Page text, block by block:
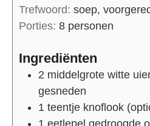
Trefwoord: soep,
Porties: 8 personen
Ingrediënten
2 middelgrote witte
gesneden
1 teentje knoflook
1 eetlepel gedroogde